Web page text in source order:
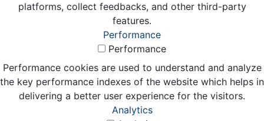
platforms, collect feedbacks, and other third-party
features.
Performance
Performance
Performance cookies are used to understand and analyze
the key performance indexes of the website which helps in
delivering a better user experience for the visitors.
Analytics